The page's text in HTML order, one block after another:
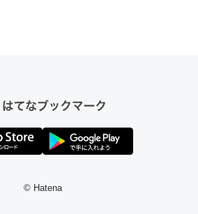
設定中でした。PrimeとかSpotifyを支払う
数にすると1週間とかの人が多いそうだけ
るはず……
© Hatena